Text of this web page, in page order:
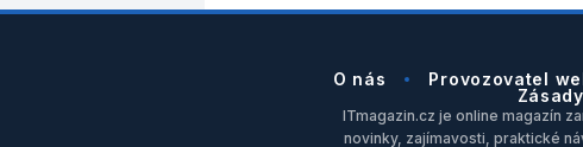
O nás Provozovatel
ITmagazin.cz je online magazín
novinky, zajímavosti, praktické